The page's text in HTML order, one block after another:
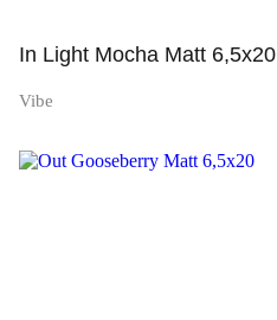
In Light Mocha Matt 6,5x20
Vibe